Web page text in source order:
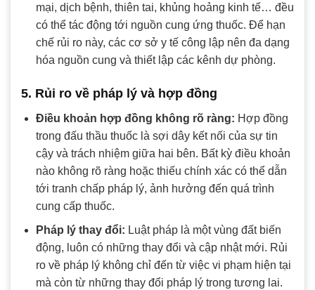
mại, dịch bệnh, thiên tai, khủng hoảng kinh tế… đều
có thể tác động tới nguồn cung ứng thuốc. Để hạn
chế rủi ro này, các cơ sở y tế công lập nên đa dạng
hóa nguồn cung và thiết lập các kênh dự phòng.
5. Rủi ro về pháp lý và hợp đồng
Điều khoản hợp đồng không rõ ràng: Hợp đồng
trong đấu thầu thuốc là sợi dây kết nối của sự tin
cậy và trách nhiệm giữa hai bên. Bất kỳ điều khoản
nào không rõ ràng hoặc thiếu chính xác có thể dẫn
tới tranh chấp pháp lý, ảnh hưởng đến quá trình
cung cấp thuốc.
Pháp lý thay đổi: Luật pháp là một vùng đất biến
động, luôn có những thay đổi và cập nhật mới. Rủi
ro về pháp lý không chỉ đến từ việc vi phạm hiện tại
mà còn từ những thay đổi pháp lý trong tương lai.